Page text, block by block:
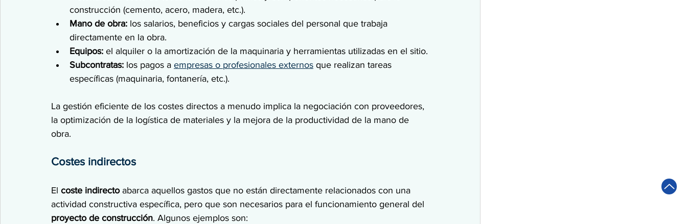
construcción (cemento, acero, madera, etc.).
Mano de obra: los salarios, beneficios y cargas sociales del personal que trabaja
directamente en la obra.
Equipos: el alquiler o la amortización de la maquinaria y herramientas utilizadas en el sitio.
Subcontratas: los pagos a empresas o profesionales externos que realizan tareas
específicas (maquinaria, fontanería, etc.).
La gestión eficiente de los costes directos a menudo implica la negociación con proveedores,
la optimización de la logística de materiales y la mejora de la productividad de la mano de
obra.
Costes indirectos
El coste indirecto abarca aquellos gastos que no están directamente relacionados con una
actividad constructiva específica, pero que son necesarios para el funcionamiento general del
proyecto de construcción. Algunos ejemplos son: